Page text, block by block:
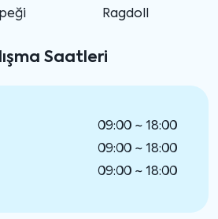
Ragdoll
Saatleri
09:00 ~ 18:00
09:00 ~ 18:00
09:00 ~ 18:00